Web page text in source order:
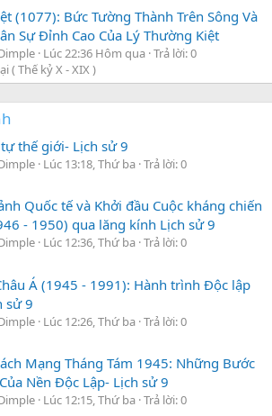
(1077): Bức Tường Thành Trên Sông Và
Sự Đỉnh Cao Của Lý Thường Kiệt
Lúc 22:36 Hôm qua Trả lời: 0
( Thế kỷ X - XIX )
thế giới- Lịch sử 9
Lúc 13:18, Thứ ba Trả lời: 0
Quốc tế và Khởi đầu Cuộc kháng chiến
- 1950) qua lăng kính Lịch sử 9
Lúc 12:36, Thứ ba Trả lời: 0
Á (1945 - 1991): Hành trình Độc lập
sử 9
Lúc 12:26, Thứ ba Trả lời: 0
Mạng Tháng Tám 1945: Những Bước
Nền Độc Lập- Lịch sử 9
Lúc 12:15, Thứ ba Trả lời: 0